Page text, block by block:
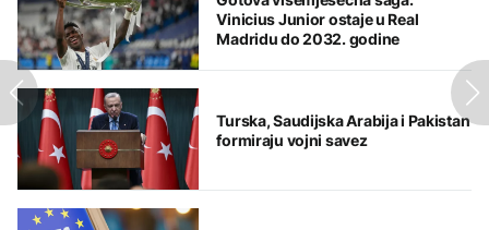
Vinicius Junior ostaje u Real
Madridu do 2032. godine
Turska, Saudijska Arabija i Pakistan
formiraju vojni savez